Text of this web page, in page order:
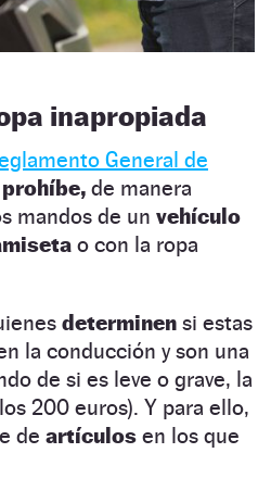
inapropiada
General de
de manera
mandos de un vehículo
o con la ropa
determinen si estas
la conducción y son una
de si es leve o grave, la
200 euros). Y para ello,
de artículos en los que